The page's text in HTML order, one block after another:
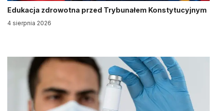
Edukacja zdrowotna przed Trybunałem Konstytucyjnym
4 sierpnia 2026